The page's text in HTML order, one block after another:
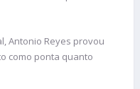
Antonio Reyes provou
como ponta quanto